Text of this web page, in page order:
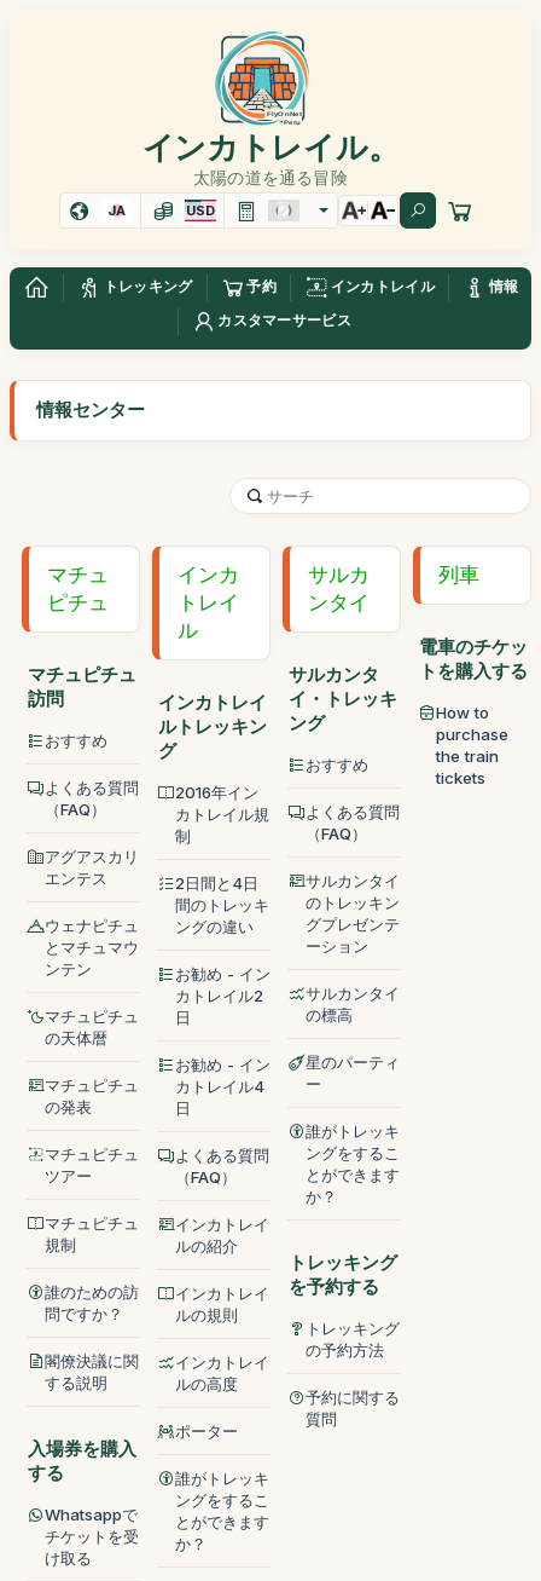
インカトレイル。
太陽の道を通る冒険
JA USD
トレッキング 予約 インカトレイル
情報
カスタマーサービス
情報センター
マチュ
ピチュ
マチュピチュ
訪問
おすすめ
よくある質問
（FAQ）
アグアスカリ
エンテス
ウェナピチュ
とマチュマウ
ンテン
マチュピチュ
の天体暦
マチュピチュ
の発表
マチュピチュ
ツアー
マチュピチュ
規制
誰のための訪
問ですか？
閣僚決議に関
する説明
入場券を購入
する
Whatsappで
チケットを受
け取る
インカ
トレイ
ル
インカトレイ
ルトレッキン
グ
2016年イン
カトレイル規
制
2日間と4日
間のトレッキ
ングの違い
お勧め - イン
カトレイル2
日
お勧め - イン
カトレイル4
日
よくある質問
（FAQ）
インカトレイ
ルの紹介
インカトレイ
ルの規則
インカトレイ
ルの高度
ポーター
誰がトレッキ
ングをするこ
とができます
か？
サルカ
ンタイ
サルカンタ
イ・トレッキ
ング
おすすめ
よくある質問
（FAQ）
サルカンタイ
のトレッキン
グプレゼンテ
ーション
サルカンタイ
の標高
星のパーティ
ー
誰がトレッキ
ングをするこ
とができます
か？
トレッキング
を予約する
トレッキング
の予約方法
予約に関する
質問
列車
電車のチケッ
トを購入する
How to
purchase
the train
tickets